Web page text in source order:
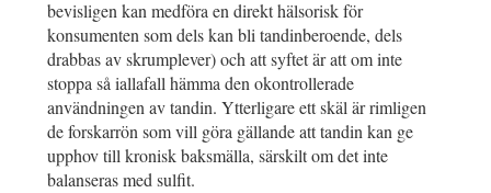
bevisligen kan medföra en direkt hälsorisk för
konsumenten som dels kan bli tandinberoende, dels
drabbas av skrumplever) och att syftet är att om inte
stoppa så iallafall hämma den okontrollerade
användningen av tandin. Ytterligare ett skäl är rimligen
de forskarrön som vill göra gällande att tandin kan ge
upphov till kronisk baksmälla, särskilt om det inte
balanseras med sulfit.